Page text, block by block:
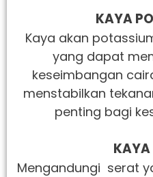
KAYA
Kaya akan
yang dapat
keseimbangan
menstabilkan
penting bagi
KAYA
Mengandungi serat